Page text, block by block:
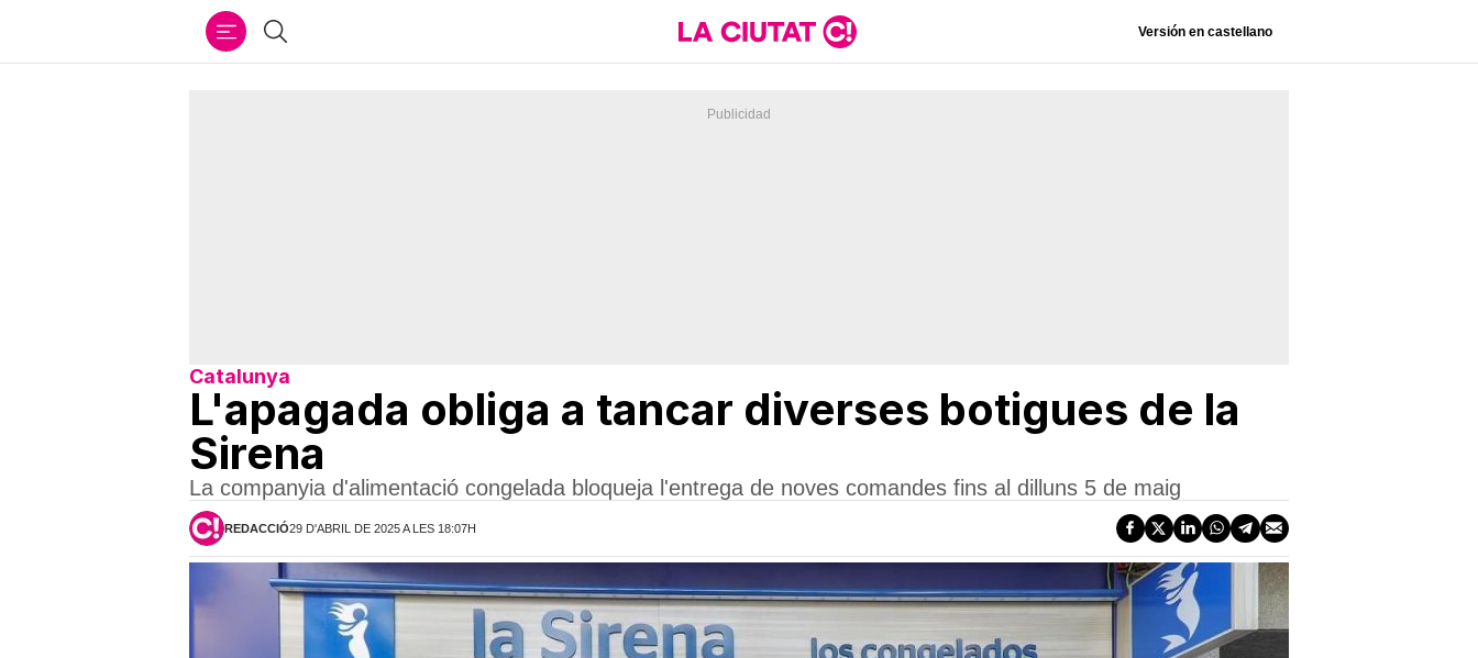
Cercar Versión en castellano
Catalunya
L'apagada obliga a tancar diverses botigues de la
Sirena
La companyia d'alimentació congelada bloqueja l'entrega de noves comandes fins al dilluns 5 de maig
REDACCIÓ29 D'ABRIL DE 2025 A LES 18:07H